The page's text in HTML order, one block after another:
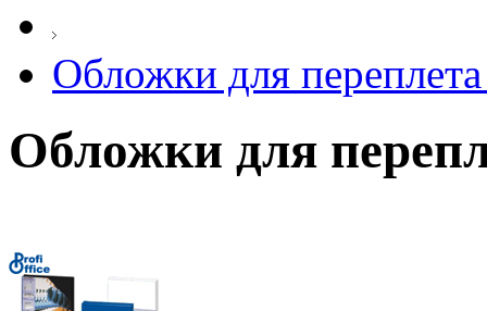
Обложки для
Обложки для